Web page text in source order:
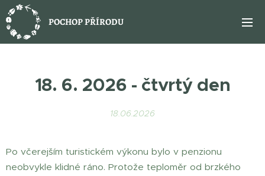
POCHOP PŘÍRODU
18. 6. 2026 - čtvrtý den
18.06.2026
Po včerejším turistickém výkonu bylo v penzionu
neobvykle klidné ráno. Protože teploměr od brzkého